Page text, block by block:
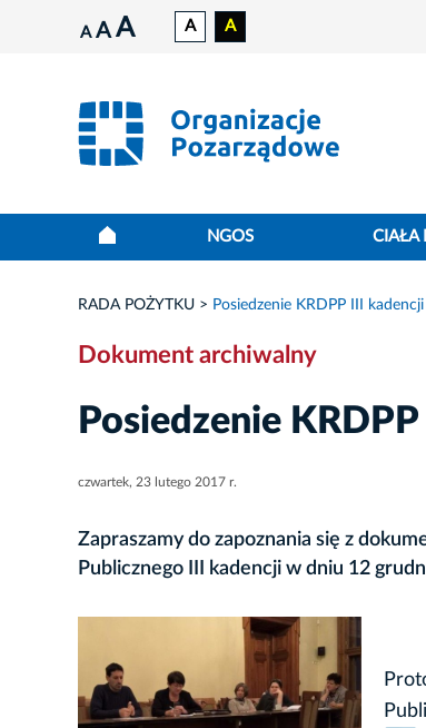
A A A A A
NGOS CIAŁA
RADA POŻYTKU Posiedzenie KRDPP III
Dokument archiwalny
Posiedzenie
czwartek, 23 lutego 2017 r.
Zapraszamy do zapoznania się z
Publicznego III kadencji w dniu 12